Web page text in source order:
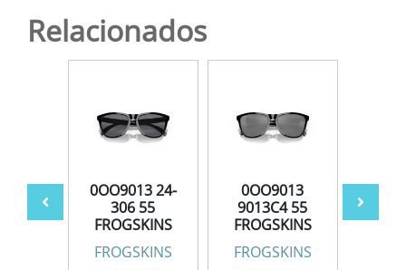
Relacionados
XL
0OO9013 24-
306 55
FROGSKINS
FROGSKINS
0OO9013
9013C4 55
FROGSKINS
FROGSKINS